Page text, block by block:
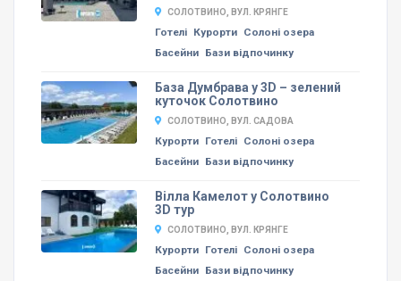
СОЛОТВИНО, ВУЛ. КРЯНГЕ
Готелі Курорти Солоні озера
Басейни Бази відпочинку
База Думбрава у 3D – зелений
куточок Солотвино
СОЛОТВИНО, ВУЛ. САДОВА
Курорти Готелі Солоні озера
Басейни Бази відпочинку
Вілла Камелот у Солотвино
3D тур
СОЛОТВИНО, ВУЛ. КРЯНГЕ
Курорти Готелі Солоні озера
Басейни Бази відпочинку